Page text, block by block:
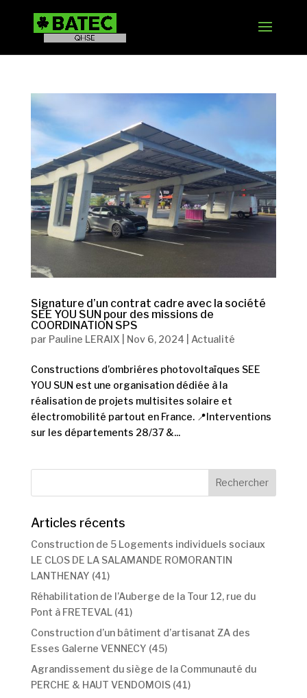
Signature d’un contrat cadre avec la société
SEE YOU SUN pour des missions de
COORDINATION SPS
par Pauline LERAIX Nov 6, 2024 Actualité
Constructions d’ombriéres photovoltaïques SEE
YOU SUN est une organisation dédiée à la
réalisation de projets multisites solaire et
électromobilité partout en France. 📍Interventions
sur les départements 28/37 &...
Articles récents
Construction de 5 Logements individuels sociaux
LE CLOS DE LA SALAMANDE ROMORANTIN
LANTHENAY (41)
Réhabilitation de l’Auberge de la Tour 12, rue du
Pont à FRETEVAL (41)
Construction d’un bâtiment d’artisanat ZA des
Esses Galerne VENNECY (45)
Agrandissement du siège de la Communauté du
PERCHE & HAUT VENDOMOIS (41)